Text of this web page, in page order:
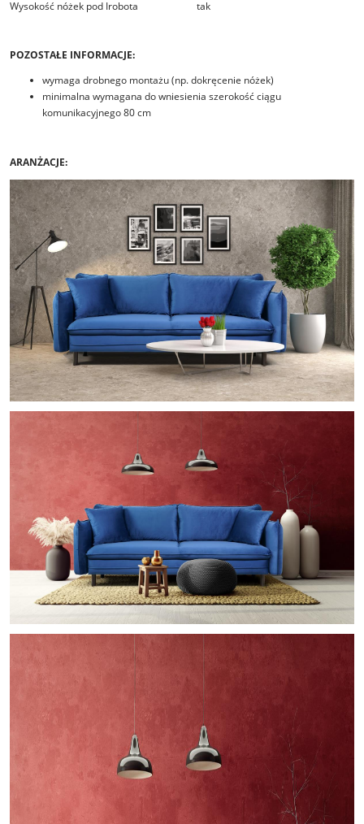
Wysokość nóżek pod Irobota tak
POZOSTAŁE INFORMACJE:
wymaga drobnego montażu (np. dokręcenie nóżek)
minimalna wymagana do wniesienia szerokość ciągu
komunikacyjnego 80 cm
ARANŻACJE: